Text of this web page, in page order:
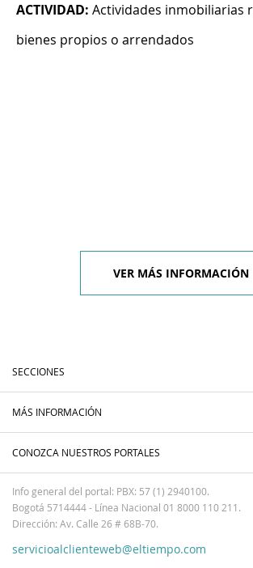
ACTIVIDAD: Actividades inmobiliarias
bienes propios o arrendados
VER MÁS INFORMACIÓN
SECCIONES
MÁS INFORMACIÓN
CONOZCA NUESTROS PORTALES
Info general del portal: PBX: 57 (1) 2940100.
Bogotá 5714444 - Línea Nacional 01 8000 110 211.
Dirección: Av. Calle 26 # 68B-70.
servicioalclienteweb@eltiempo.com